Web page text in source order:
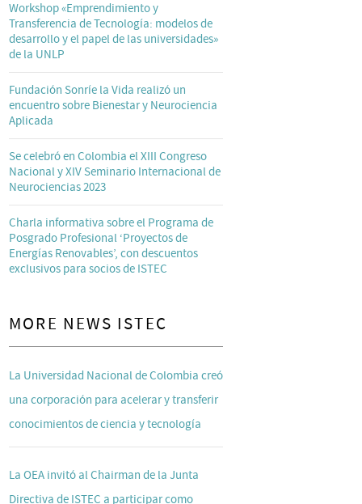
Workshop «Emprendimiento y
Transferencia de Tecnología: modelos de
desarrollo y el papel de las universidades»
de la UNLP
Fundación Sonríe la Vida realizó un
encuentro sobre Bienestar y Neurociencia
Aplicada
Se celebró en Colombia el XIII Congreso
Nacional y XIV Seminario Internacional de
Neurociencias 2023
Charla informativa sobre el Programa de
Posgrado Profesional ‘Proyectos de
Energías Renovables’, con descuentos
exclusivos para socios de ISTEC
MORE NEWS ISTEC
La Universidad Nacional de Colombia creó
una corporación para acelerar y transferir
conocimientos de ciencia y tecnología
La OEA invitó al Chairman de la Junta
Directiva de ISTEC a participar como